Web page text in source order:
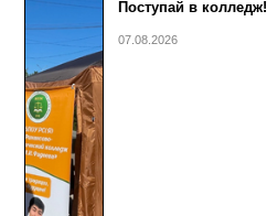
Поступай в колледж!
07.08.2026